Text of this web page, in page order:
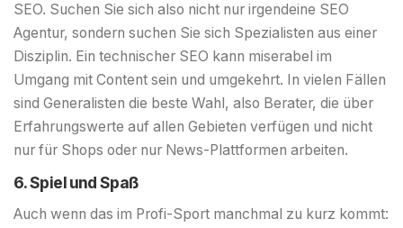
SEO. Suchen Sie sich also nicht nur irgendeine SEO
Agentur, sondern suchen Sie sich Spezialisten aus einer
Disziplin. Ein technischer SEO kann miserabel im
Umgang mit Content sein und umgekehrt. In vielen Fällen
sind Generalisten die beste Wahl, also Berater, die über
Erfahrungswerte auf allen Gebieten verfügen und nicht
nur für Shops oder nur News-Plattformen arbeiten.
6. Spiel und Spaß
Auch wenn das im Profi-Sport manchmal zu kurz kommt: